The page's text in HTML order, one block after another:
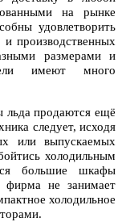
на рынке
удовлетворить
производственных
размерами и
имеют много
льда продаются ещё
следует, исходя
или выпускаемых
холодильным
большие шкафы
фирма не занимает
холодильное